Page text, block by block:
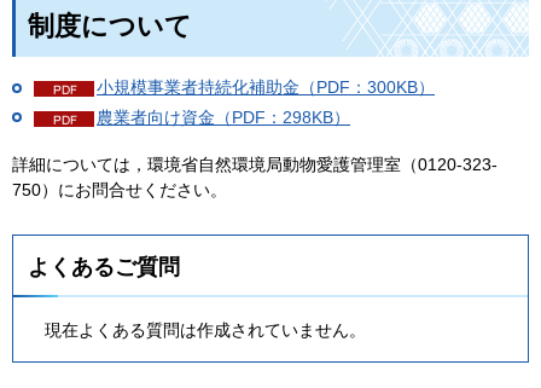
制度について
小規模事業者持続化補助金（PDF：300KB）
農業者向け資金（PDF：298KB）
詳細については，環境省自然環境局動物愛護管理室（0120-323-
750）にお問合せください。
よくあるご質問
現在よくある質問は作成されていません。